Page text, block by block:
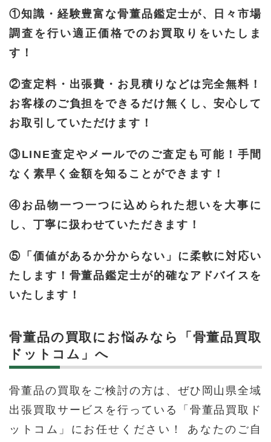
①知識・経験豊富な骨董品鑑定士が、日々市場
調査を行い適正価格でのお買取りをいたしま
す！
②査定料・出張費・お見積りなどは完全無料！
お客様のご負担をできるだけ無くし、安心して
お取引していただけます！
③LINE査定やメールでのご査定も可能！手間
なく素早く金額を知ることができます！
④お品物一つ一つに込められた想いを大事に
し、丁寧に扱わせていただきます！
⑤「価値があるか分からない」に柔軟に対応い
たします！骨董品鑑定士が的確なアドバイスを
いたします！
骨董品の買取にお悩みなら「骨董品買取
ドットコム」へ
骨董品の買取をご検討の方は、ぜひ岡山県全域
出張買取サービスを行っている「骨董品買取ド
ットコム」にお任せください！ あなたのご自